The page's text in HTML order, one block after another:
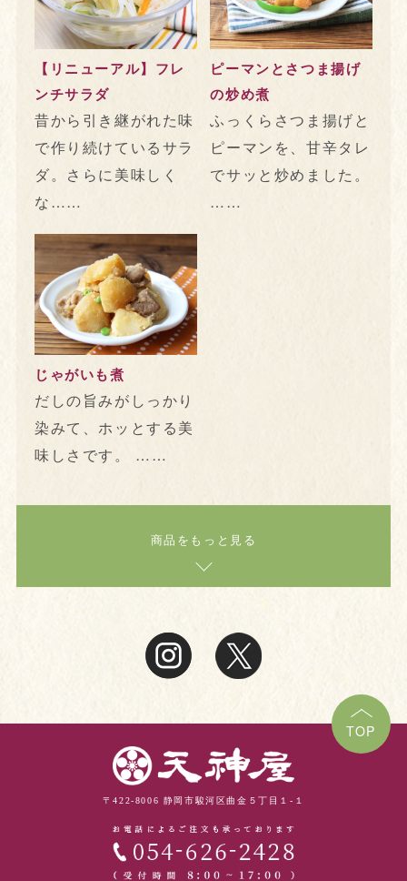
【リニューアル】フレ
ンチサラダ
昔から引き継がれた味
で作り続けているサラ
ダ。さらに美味しく
な……
ピーマンとさつま揚げ
の炒め煮
ふっくらさつま揚げと
ピーマンを、甘辛タレ
でサッと炒めました。
……
じゃがいも煮
だしの旨みがしっかり
染みて、ホッとする美
味しさです。 ……
商品をもっと見る
TOP
〒422-8006 静岡市駿河区曲金５丁目１-１